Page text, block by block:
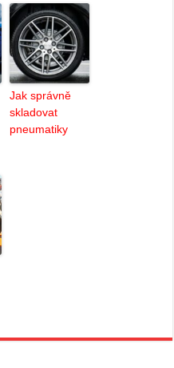
Jak správně
skladovat
pneumatiky